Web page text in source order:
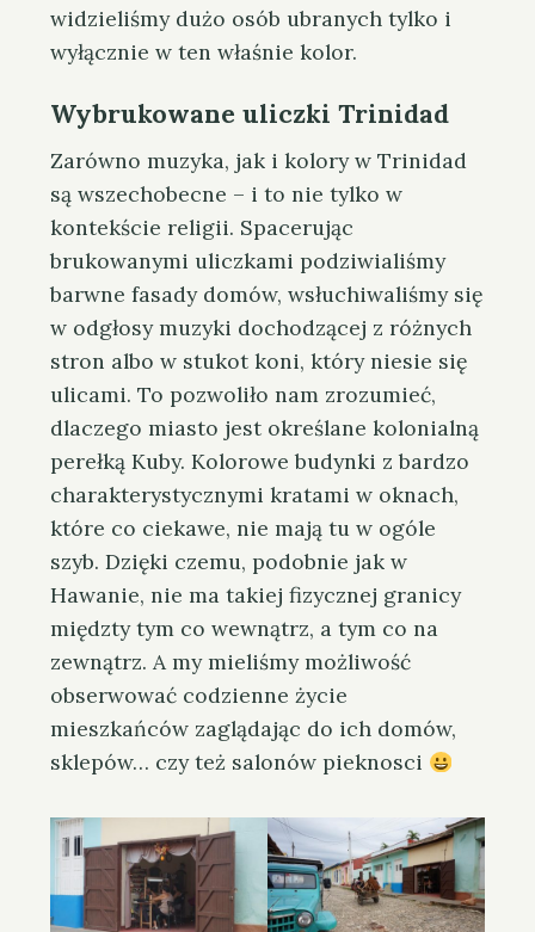
widzieliśmy dużo osób ubranych tylko i
wyłącznie w ten właśnie kolor.
Wybrukowane uliczki Trinidad
Zarówno muzyka, jak i kolory w Trinidad
są wszechobecne – i to nie tylko w
kontekście religii. Spacerując
brukowanymi uliczkami podziwialiśmy
barwne fasady domów, wsłuchiwaliśmy się
w odgłosy muzyki dochodzącej z różnych
stron albo w stukot koni, który niesie się
ulicami. To pozwoliło nam zrozumieć,
dlaczego miasto jest określane kolonialną
perełką Kuby. Kolorowe budynki z bardzo
charakterystycznymi kratami w oknach,
które co ciekawe, nie mają tu w ogóle
szyb. Dzięki czemu, podobnie jak w
Hawanie, nie ma takiej fizycznej granicy
międzty tym co wewnątrz, a tym co na
zewnątrz. A my mieliśmy możliwość
obserwować codzienne życie
mieszkańców zaglądając do ich domów,
sklepów… czy też salonów pieknosci